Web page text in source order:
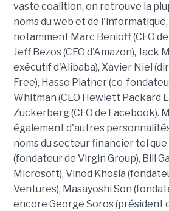
vaste coalition, on retrouve la
noms du web et de
notamment Marc Benioff (CEO
Jeff Bezos (CEO d'Amazon), Jack
exécutif d'Alibaba), Xavier Niel
Free), Hasso Platner (co-
Whitman (CEO Hewlett Packard
Zuckerberg (CEO de Facebook).
également d'autres
noms du secteur financier tel
(fondateur de Virgin Group), Bill
Microsoft), Vinod Khosla
Ventures), Masayoshi Son
encore George Soros (président